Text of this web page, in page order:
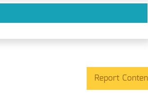
Report